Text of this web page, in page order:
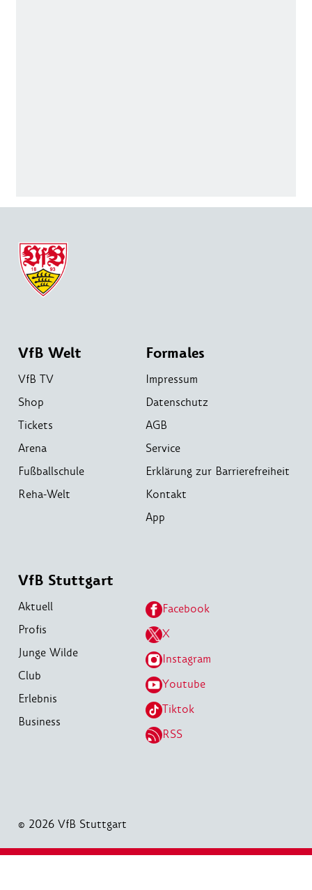
VfB Welt
VfB TV
Shop
Tickets
Arena
Fußballschule
Reha-Welt
Formales
Impressum
Datenschutz
AGB
Service
Erklärung zur Barrierefreiheit
Kontakt
App
VfB Stuttgart
Aktuell
Profis
Junge Wilde
Club
Erlebnis
Business
Facebook
X
Instagram
Youtube
Tiktok
RSS
© 2026 VfB Stuttgart